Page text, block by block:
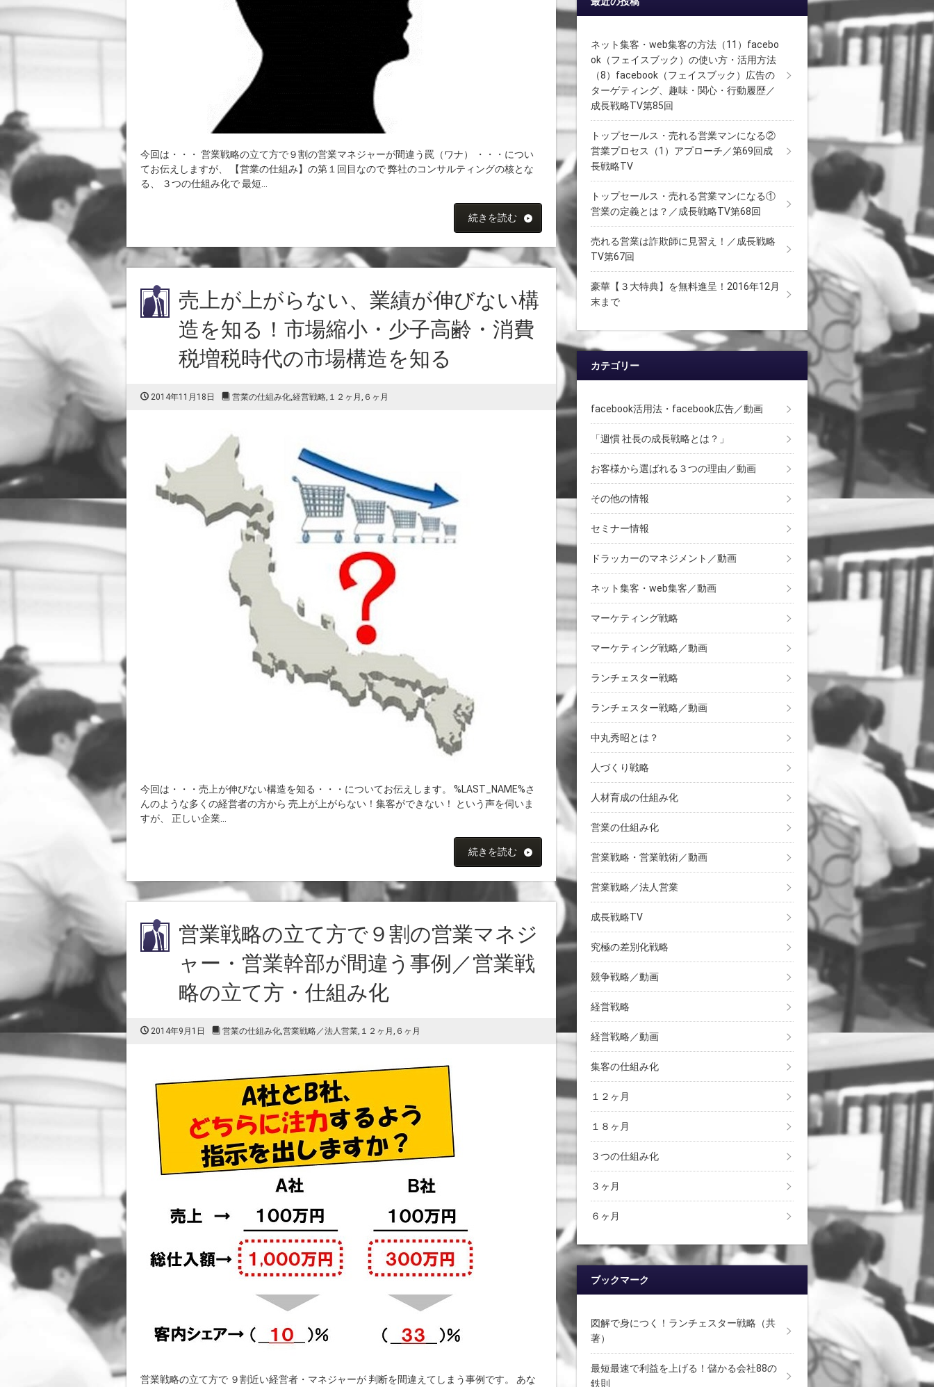
今回は・・・ 営業戦略の立て方で９割の営業マネジャーが間違う罠（ワナ） ・・・につい
てお伝えしますが、 【営業の仕組み】の第１回目なので 弊社のコンサルティングの核とな
る、 ３つの仕組み化で 最短...
続きを読む
売上が上がらない、業績が伸びない構
造を知る！市場縮小・少子高齢・消費
税増税時代の市場構造を知る
2014年11月18日 営業の仕組み化 経営戦略 １２ヶ月 ６ヶ月
今回は・・・売上が伸びない構造を知る・・・についてお伝えします。 %LAST_NAME%さ
んのような多くの経営者の方から 売上が上がらない！集客ができない！ という声を伺いま
すが、 正しい企業...
続きを読む
営業戦略の立て方で９割の営業マネジ
ャー・営業幹部が間違う事例／営業戦
略の立て方・仕組み化
2014年9月1日 営業の仕組み化,営業戦略／法人営業, １２ヶ月 , ６ヶ月
営業戦略の立て方で ９割近い経営者・マネジャーが 判断を間違えてしまう事例です。 あな
ネット集客・web集客の方法（11）facebo
ok（フェイスブック）の使い方・活用方法
（8）facebook（フェイスブック）広告の
ターゲティング、趣味・関心・行動履歴／
成長戦略TV第85回
トップセールス・売れる営業マンになる②
営業プロセス（1）アプローチ／第69回成
長戦略TV
トップセールス・売れる営業マンになる①
営業の定義とは？／成長戦略TV第68回
売れる営業は詐欺師に見習え！／成長戦略
TV第67回
豪華【３大特典】を無料進呈！2016年12月
末まで
カテゴリー
facebook活用法・facebook広告／動画
「週慣 社長の成長戦略とは？」
お客様から選ばれる３つの理由／動画
その他の情報
セミナー情報
ドラッカーのマネジメント／動画
ネット集客・web集客／動画
マーケティング戦略
マーケティング戦略／動画
ランチェスター戦略
ランチェスター戦略／動画
中丸秀昭とは？
人づくり戦略
人材育成の仕組み化
営業の仕組み化
営業戦略・営業戦術／動画
営業戦略／法人営業
成長戦略TV
究極の差別化戦略
競争戦略／動画
経営戦略
経営戦略／動画
集客の仕組み化
１２ヶ月
１８ヶ月
３つの仕組み化
３ヶ月
６ヶ月
ブックマーク
図解で身につく！ランチェスター戦略（共
著）
最短最速で利益を上げる！儲かる会社88の
鉄則